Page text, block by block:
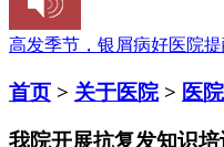
高发季节，银屑病好医院提
首页 > 关于医院> 医
我院开展抗复发知识培